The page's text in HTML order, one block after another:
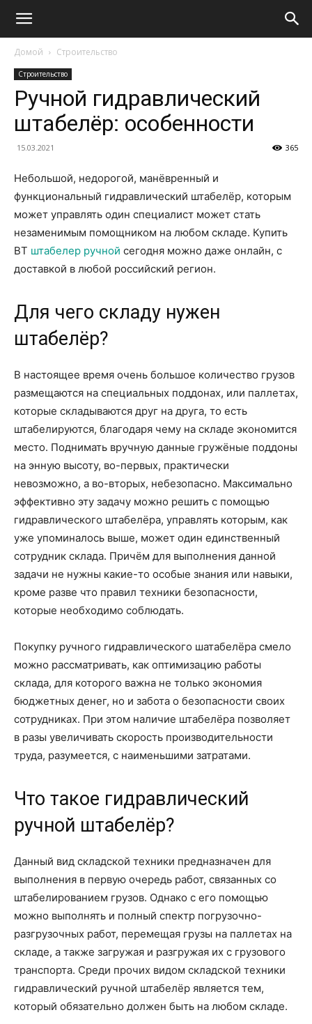
Домой Строительство
Строительство
Ручной гидравлический
штабелёр: особенности
15.03.2021 365
Небольшой, недорогой, манёвренный и
функциональный гидравлический штабелёр, которым
может управлять один специалист может стать
незаменимым помощником на любом складе. Купить
ВТ штабелер ручной сегодня можно даже онлайн, с
доставкой в любой российский регион.
Для чего складу нужен
штабелёр?
В настоящее время очень большое количество грузов
размещаются на специальных поддонах, или паллетах,
которые складываются друг на друга, то есть
штабелируются, благодаря чему на складе экономится
место. Поднимать вручную данные гружёные поддоны
на энную высоту, во-первых, практически
невозможно, а во-вторых, небезопасно. Максимально
эффективно эту задачу можно решить с помощью
гидравлического штабелёра, управлять которым, как
уже упоминалось выше, может один единственный
сотрудник склада. Причём для выполнения данной
задачи не нужны какие-то особые знания или навыки,
кроме разве что правил техники безопасности,
которые необходимо соблюдать.
Покупку ручного гидравлического шатабелёра смело
можно рассматривать, как оптимизацию работы
склада, для которого важна не только экономия
бюджетных денег, но и забота о безопасности своих
сотрудниках. При этом наличие штабелёра позволяет
в разы увеличивать скорость производительности
труда, разумеется, с наименьшими затратами.
Что такое гидравлический
ручной штабелёр?
Данный вид складской техники предназначен для
выполнения в первую очередь работ, связанных со
штабелированием грузов. Однако с его помощью
можно выполнять и полный спектр погрузочно-
разгрузочных работ, перемещая грузы на паллетах на
складе, а также загружая и разгружая их с грузового
транспорта. Среди прочих видом складской техники
гидравлический ручной штабелёр является тем,
который обязательно должен быть на любом складе.